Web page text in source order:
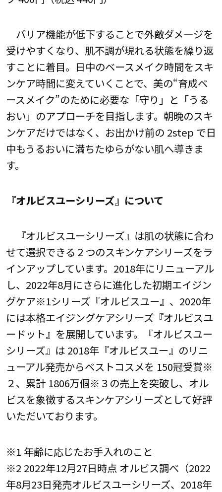
バリア機能が低下することで外敵ダメ―ジを
受けやすくなり、肌不調が現れる状態を繰り返
すことに着目。日中のベースメイク時間をスキ
ンケア時間に変えていくことで、美の“育成ベ
ースメイク”のために必要な「守り」と「うる
おい」のアプローチを目指します。朝晩のスキ
ンケアだけではなく、お出かけ前の 2step で日
中もうるおいに満ちたゆらがない肌へ導きま
す。
『オルビスユーシリーズ』について
『オルビスユーシリーズ』は肌の状態に合わ
せて選択できる２つのスキンケアシリーズをラ
インアップしています。2018年にリニューアル
し、2022年8月にさらに進化した初期エイジン
グケア※1シリーズ『オルビスユー』、2020年
には本格エイジングケアシリーズ『オルビスユ
ードット』を展開しています。『オルビスユー
シリーズ』は 2018年『オルビスユー』のリニ
ューアル発売からベストコスメを 150冠受賞※
２、累計 1806万個※３の売上を突破し、オル
ビスを象徴するスキンケアシリーズとして好評
いただいております。
※1 年齢に応じたお手入れのこと
※2 2022年12月27日時点 オルビス調べ（2022
年8月23日発売オルビスユーシリーズ、2018年